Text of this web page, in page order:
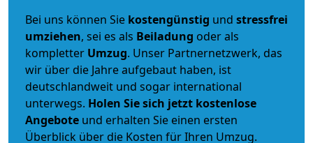
Bei uns können Sie kostengünstig und stressfrei
umziehen, sei es als Beiladung oder als
kompletter Umzug. Unser Partnernetzwerk, das
wir über die Jahre aufgebaut haben, ist
deutschlandweit und sogar international
unterwegs. Holen Sie sich jetzt kostenlose
Angebote und erhalten Sie einen ersten
Überblick über die Kosten für Ihren Umzug.